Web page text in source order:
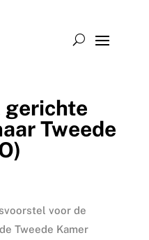
Tweede
voor de
Tweede Kamer